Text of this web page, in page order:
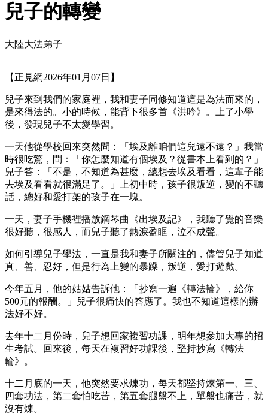
兒子的轉變
大陸大法弟子
【正見網2026年01月07日】
兒子來到我們的家庭裡，我和妻子同修知道這是為法而來的，
是來得法的。小的時候，能背下很多首《洪吟》。上了小學
後，發現兒子不太愛學習。
一天他從學校回來突然問：「埃及離咱們這兒遠不遠？」我當
時很吃驚，問：「你怎麼知道有個埃及？從書本上看到的？」
兒子答：「不是，不知道為甚麼，總想去埃及看看，這輩子能
去埃及看看就很滿足了。」上初中時，孩子很叛逆，變的不聽
話，總好和愛打架的孩子在一塊。
一天，妻子手機裡播放鋼琴曲《出埃及記》，我聽了覺的音樂
很好聽，很感人，而兒子聽了熱淚盈眶，泣不成聲。
如何引導兒子學法，一直是我和妻子所關注的，儘管兒子知道
真、善、忍好，但是行為上變的暴躁，叛逆，愛打遊戲。
今年五月，他的姑姑告訴他：「抄寫一遍《轉法輪》，給你
500元的報酬。」兒子很痛快的答應了。我也不知道這樣的辦
法好不好。
去年十二月份時，兒子想回家複習功課，明年想參加大專的招
生考試。回來後，每天在複習好功課後，堅持抄寫《轉法
輪》。
十二月底的一天，他突然要求煉功，每天都堅持煉第一、三、
四套功法，第二套怕吃苦，第五套腿盤不上，單盤也痛苦，就
沒有煉。